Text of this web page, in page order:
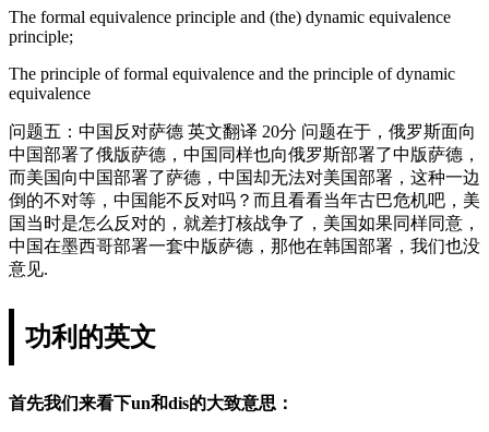
The formal equivalence principle and (the) dynamic equivalence
principle;
The principle of formal equivalence and the principle of dynamic
equivalence
问题五：中国反对萨德 英文翻译 20分 问题在于，俄罗斯面向
中国部署了俄版萨德，中国同样也向俄罗斯部署了中版萨德，
而美国向中国部署了萨德，中国却无法对美国部署，这种一边
倒的不对等，中国能不反对吗？而且看看当年古巴危机吧，美
国当时是怎么反对的，就差打核战争了，美国如果同样同意，
中国在墨西哥部署一套中版萨德，那他在韩国部署，我们也没
意见.
功利的英文
首先我们来看下un和dis的大致意思：